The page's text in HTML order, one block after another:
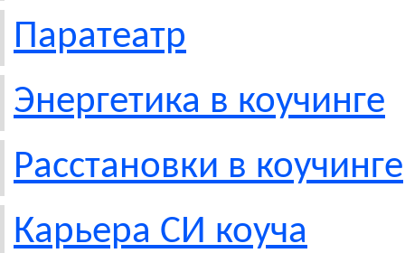
Паратеатр
Энергетика в коучинге
Расстановки в коучинге
Карьера СИ коуча